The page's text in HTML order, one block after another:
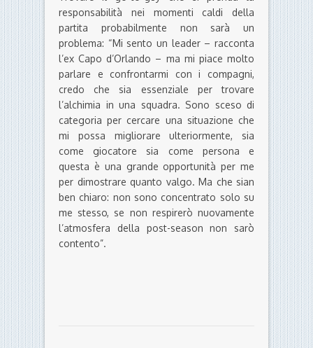
responsabilità nei momenti caldi della
partita probabilmente non sarà un
problema: “Mi sento un leader – racconta
l’ex Capo d’Orlando – ma mi piace molto
parlare e confrontarmi con i compagni,
credo che sia essenziale per trovare
l’alchimia in una squadra. Sono sceso di
categoria per cercare una situazione che
mi possa migliorare ulteriormente, sia
come giocatore sia come persona e
questa è una grande opportunità per me
per dimostrare quanto valgo. Ma che sian
ben chiaro: non sono concentrato solo su
me stesso, se non respirerò nuovamente
l’atmosfera della post-season non sarò
contento”.